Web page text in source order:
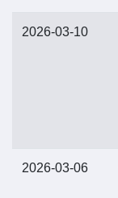
2026-03-10
2026-03-06